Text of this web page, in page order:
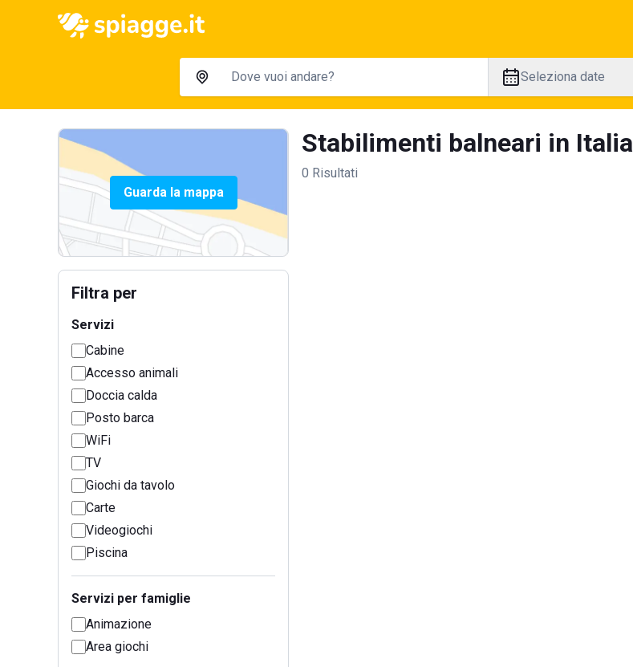
Seleziona date
Guarda la mappa
Filtra per
Servizi
Cabine
Accesso animali
Doccia calda
Posto barca
WiFi
TV
Giochi da tavolo
Carte
Videogiochi
Piscina
Servizi per famiglie
Animazione
Area giochi
Stabilimenti balneari in Italia
0 Risultati